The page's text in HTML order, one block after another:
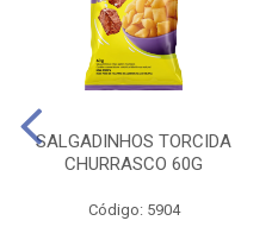
SALGADINHOS TORCIDA
CHURRASCO 60G
Código: 5904